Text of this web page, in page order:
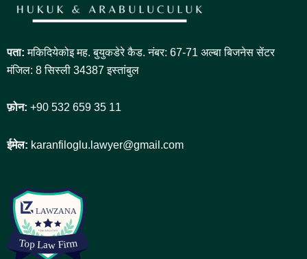
पता: मकिदियेकोइ मह. बुयुकडेरे कैड. नंबर: 67-71 अल्बा बिजनेस सेंटर
मंजिल: 8 सिस्ली 34387 इस्तांबुल
फ़ोन: +90 532 659 35 11
ईमेल: karanfiloglu.lawyer@gmail.com